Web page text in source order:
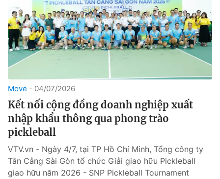
Move 04/07/2026
Kết nối cộng đồng doanh nghiệp xuất
nhập khẩu thông qua phong trào
pickleball
VTV.vn - Ngày 4/7, tại TP Hồ Chí Minh, Tổng công ty
Tân Cảng Sài Gòn tổ chức Giải giao hữu Pickleball
giao hữu năm 2026 - SNP Pickleball Tournament